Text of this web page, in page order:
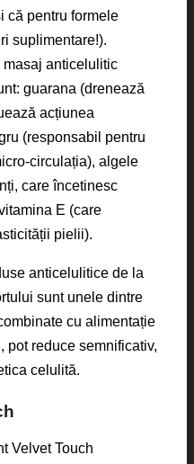
că pentru formele
suplimentare!).
masaj anticelulitic
guarana (drenează
acțiunea
(responsabil pentru
circulația), algele
care încetinesc
E (care
pielii).
anticelulitice de la
sunt unele dintre
cu alimentație
pot reduce semnificativ,
celulită.
Velvet Touch